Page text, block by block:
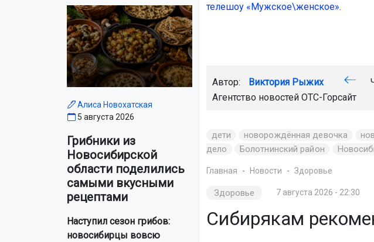
Алиса Новохатская
5 августа 2026
Грибники из
Новосибирской
области поделились
самыми вкусными
рецептами
Наступил сезон грибов:
новосибирцы вовсю
телешоу «Мужское\женское».
Автор: Виктория Рыжих
Агентство новостей ОТС-Горсайт
дети новорождённая девочка
дело
Болотнинский район
Главная Новости Здоровье
Здоровье 7 августа 2026 - 22:30
Сибирякам